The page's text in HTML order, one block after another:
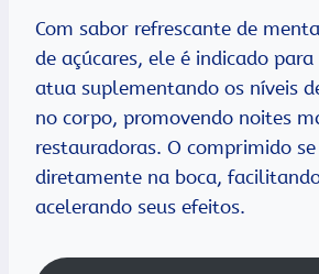
Com sabor refrescante de
de açúcares, ele é indicado
atua suplementando os níveis
no corpo, promovendo noites
restauradoras. O comprimido
diretamente na boca,
acelerando seus efeitos.